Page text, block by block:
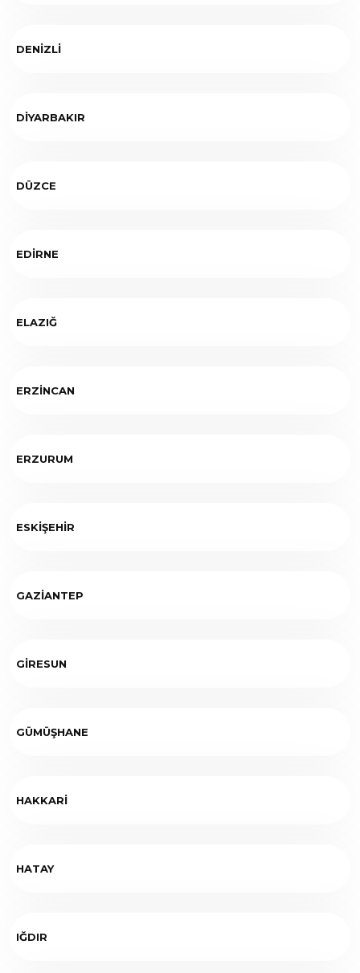
DENİZLİ
DİYARBAKIR
DÜZCE
EDİRNE
ELAZIĞ
ERZİNCAN
ERZURUM
ESKİŞEHİR
GAZİANTEP
GİRESUN
GÜMÜŞHANE
HAKKARİ
HATAY
IĞDIR